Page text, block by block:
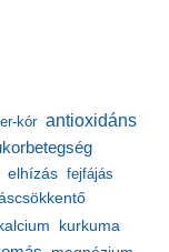
kór antioxidáns
elhízás fejfájás
kurkuma